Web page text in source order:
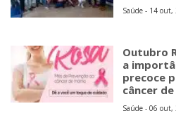
Saúde - 14 out,
Outubro
a
precoce
câncer
Saúde - 06 out,